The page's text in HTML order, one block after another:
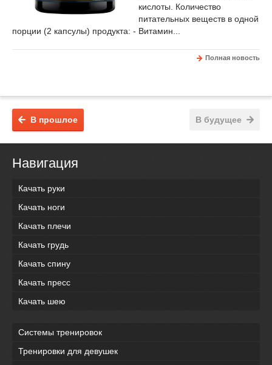
кислоты. Количество
питательных веществ в одной
порции (2 капсулы) продукта: - Витамин...
Полная новость
В будущее
В прошлое
Навигация
Качать руки
Качать ноги
Качать плечи
Качать грудь
Качать спину
Качать пресс
Качать шею
Системы тренировок
Тренировки для девушек